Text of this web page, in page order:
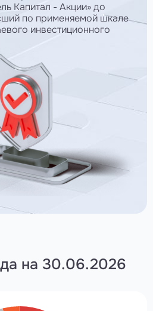
Капитал - Акции» до
по применяемой шкале
инвестиционного
на 30.06.2026